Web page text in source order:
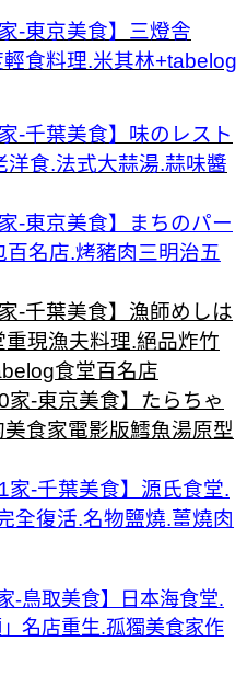
-東京美食】三燈舎
食料理.米其林+tabelog
-千葉美食】味のレスト
食.法式大蒜湯.蒜味醬
-東京美食】まちのパー
名店.烤豬肉三明治五
-千葉美食】漁師めしは
現漁夫料理.絕品炸竹
食堂百名店
家-東京美食】たらちゃ
食家電影版鱈魚湯原型
家-千葉美食】源氏食堂.
全復活.名物鹽燒.薑燒肉
-鳥取美食】日本海食堂.
名店重生.孤獨美食家作